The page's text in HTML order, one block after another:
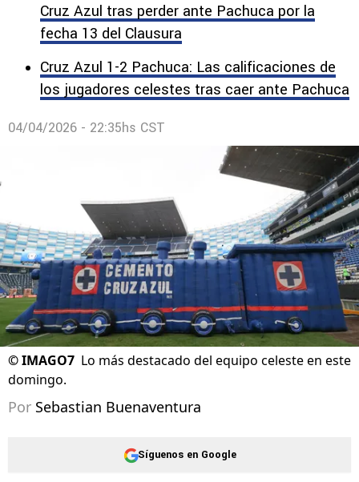
Cruz Azul tras perder ante Pachuca por la
fecha 13 del Clausura
Cruz Azul 1-2 Pachuca: Las calificaciones de
los jugadores celestes tras caer ante Pachuca
04/04/2026 - 22:35hs CST
©IMAGO7 Lo más destacado del equipo celeste en este
domingo.
Por Sebastian Buenaventura
Síguenos en Google